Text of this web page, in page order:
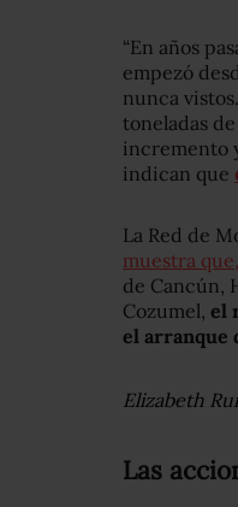
“En años
empezó
nunca vistos.
toneladas
incremento
indican que
La Red de
muestra
de Cancún,
Cozumel, el
el arranque
Elizabeth
Las